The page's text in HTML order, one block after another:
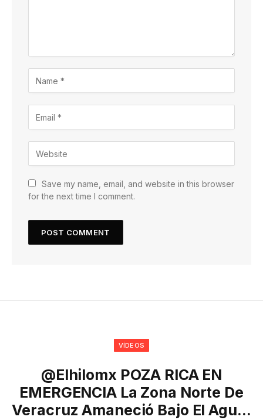
Save my name, email, and website in this browser
for the next time I comment.
VÍDEOS
@elhilomx POZA RICA EN
EMERGENCIA La Zona Norte De
Veracruz Amaneció Bajo El Agu…